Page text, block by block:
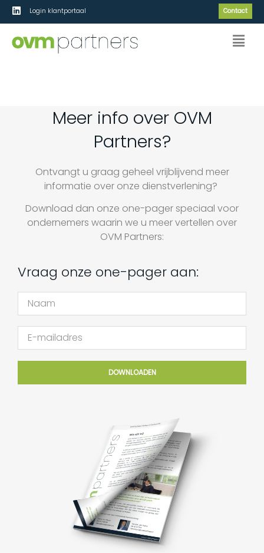
Login klantportaal Contact
downloadenMeer info over OVM
Partners?
Ontvangt u graag geheel vrijblijvend meer
informatie over onze dienstverlening?
Download dan onze one-pager speciaal voor
ondernemers waarin we u meer vertellen over
OVM Partners:
Vraag onze one-pager aan:
DOWNLOADEN